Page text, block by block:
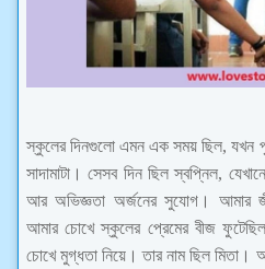
স্কুলের দিনগুলো এমন এক সময় ছিল, যখন
সাদামাটা। সেসব দিন ছিল স্বপ্নিল,
আর অভিজ্ঞতা অর্জনের সুযোগ। আমার
আমার চোখে স্কুলের প্রেমের বীজ
চোখে মুগ্ধতা নিয়ে। তার নাম ছিল মিতা।